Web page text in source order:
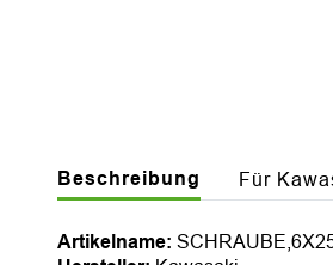
Beschreibung Für
Artikelname: